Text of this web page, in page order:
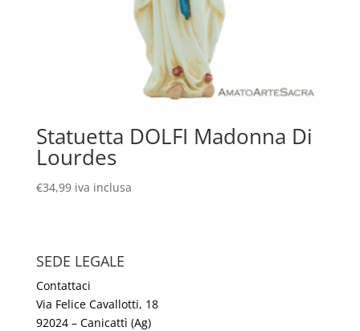
Statuetta DOLFI Madonna Di
Lourdes
€34,99 iva inclusa
SEDE LEGALE
Contattaci
Via Felice Cavallotti, 18
92024 – Canicattì (Ag)